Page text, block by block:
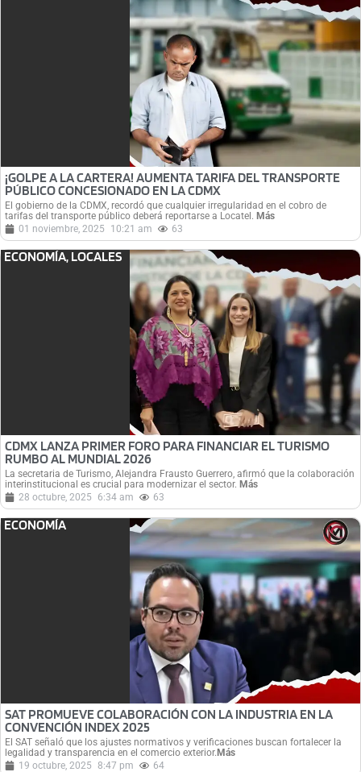
¡GOLPE A LA CARTERA! AUMENTA TARIFA DEL TRANSPORTE
PÚBLICO CONCESIONADO EN LA CDMX
El gobierno de la CDMX, recordó que cualquier irregularidad en el cobro de
tarifas del transporte público deberá reportarse a Locatel. Más
01 noviembre, 2025
10:21 am 63
ECONOMÍA, LOCALES
CDMX LANZA PRIMER FORO PARA FINANCIAR EL TURISMO
RUMBO AL MUNDIAL 2026
La secretaria de Turismo, Alejandra Frausto Guerrero, afirmó que la colaboración
interinstitucional es crucial para modernizar el sector. Más
28 octubre, 2025
6:34 am 63
ECONOMÍA
SAT PROMUEVE COLABORACIÓN CON LA INDUSTRIA EN LA
CONVENCIÓN INDEX 2025
El SAT señaló que los ajustes normativos y verificaciones buscan fortalecer la
legalidad y transparencia en el comercio exterior.Más
19 octubre, 2025 8:47 pm 64